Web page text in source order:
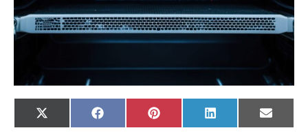
X
(Twitter)
FacebookPinterest LinkedIn
Email